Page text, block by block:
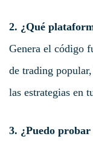
2. ¿Qué
Genera el código
de trading
las estrategias en
3. ¿Puedo probar